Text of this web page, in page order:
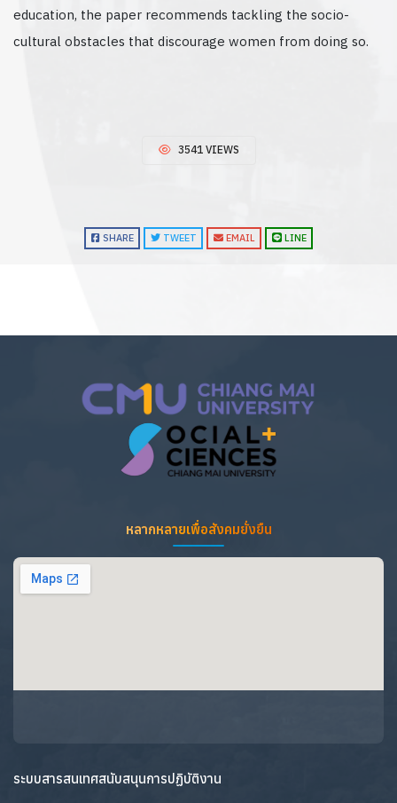
education, the paper recommends tackling the socio-
cultural obstacles that discourage women from doing so.
3541 VIEWS
SHARE TWEET EMAIL LINE
หลากหลายเพื่อสังคมยั่งยืน
ระบบสารสนเทศสนับสนุนการปฏิบัติงาน